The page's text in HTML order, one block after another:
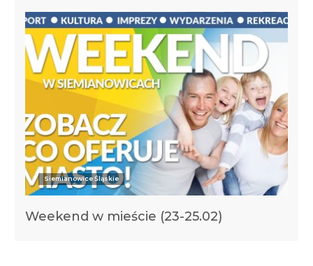
Siemianowice Śląskie
Weekend w mieście (23-25.02)